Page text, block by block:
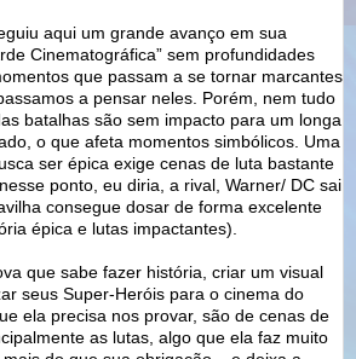
aqui um grande avanço em sua
Cinematográfica” sem profundidades
que passam a se tornar marcantes
a pensar neles. Porém, nem tudo
batalhas são sem impacto para um longa
o que afeta momentos simbólicos. Uma
ser épica exige cenas de luta bastante
ponto, eu diria, a rival, Warner/ DC sai
consegue dosar de forma excelente
épica e lutas impactantes).
que sabe fazer história, criar um visual
seus Super-Heróis para o cinema do
ela precisa nos provar, são de cenas de
as lutas, algo que ela faz muito